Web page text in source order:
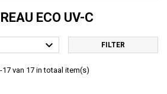
ECO UV-C
 FILTER
17 van 17 in totaal item(s)